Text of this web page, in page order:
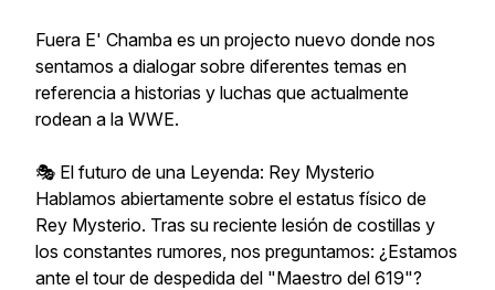
Fuera E' Chamba es un projecto nuevo donde nos
sentamos a dialogar sobre diferentes temas en
referencia a historias y luchas que actualmente
rodean a la WWE.
🎭 El futuro de una Leyenda: Rey Mysterio
Hablamos abiertamente sobre el estatus físico de
Rey Mysterio. Tras su reciente lesión de costillas y
los constantes rumores, nos preguntamos: ¿Estamos
ante el tour de despedida del "Maestro del 619"?